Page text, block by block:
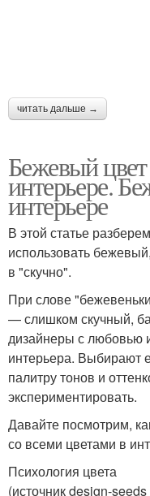
читать дальше →
Бежевый цвет
интерьере.
интерьере
В этой статье
использовать
в "скучно".
При слове
— слишком скучный,
дизайнеры с любовью
интерьера. Выбирают
палитру тонов и
экспериментировать.
Давайте посмотрим,
со всеми цветами в
Психология цвета
(источник design-seeds